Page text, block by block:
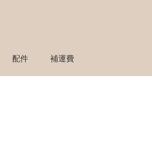
配件 補運費